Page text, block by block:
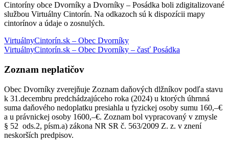
Cintoríny obce Dvorníky a Dvorníky – Posádka boli zdigitalizované
službou Virtuálny Cintorín. Na odkazoch sú k dispozícii mapy
cintorínov a údaje o zosnulých.
VirtuálnyCintorín.sk – Obec Dvorníky
VirtuálnyCintorín.sk – Obec Dvorníky – časť Posádka
Zoznam neplatičov
Obec Dvorníky zverejňuje Zoznam daňových dlžníkov podľa stavu
k 31.decembru predchádzajúceho roka (2024) u ktorých úhrnná
suma daňového nedoplatku presiahla u fyzickej osoby sumu 160,–€
a u právnickej osoby 1600,–€. Zoznam bol vypracovaný v zmysle
§ 52 ods.2, písm.a) zákona NR SR č. 563/2009 Z. z. v znení
neskorších predpisov.